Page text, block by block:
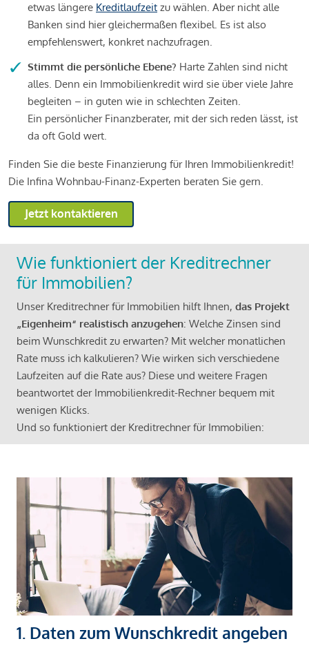
etwas längere Kreditlaufzeit zu wählen. Aber nicht alle
Banken sind hier gleichermaßen flexibel. Es ist also
empfehlenswert, konkret nachzufragen.
Stimmt die persönliche Ebene? Harte Zahlen sind nicht
alles. Denn ein Immobilienkredit wird sie über viele Jahre
begleiten – in guten wie in schlechten Zeiten.
Ein persönlicher Finanzberater, mit der sich reden lässt, ist
da oft Gold wert.
Finden Sie die beste Finanzierung für Ihren Immobilienkredit!
Die Infina Wohnbau-Finanz-Experten beraten Sie gern.
Jetzt kontaktieren
Wie funktioniert der Kreditrechner
für Immobilien?
Unser Kreditrechner für Immobilien hilft Ihnen, das Projekt
„Eigenheim“ realistisch anzugehen: Welche Zinsen sind
beim Wunschkredit zu erwarten? Mit welcher monatlichen
Rate muss ich kalkulieren? Wie wirken sich verschiedene
Laufzeiten auf die Rate aus? Diese und weitere Fragen
beantwortet der Immobilienkredit-Rechner bequem mit
wenigen Klicks.
Und so funktioniert der Kreditrechner für Immobilien:
1. Daten zum Wunschkredit angeben